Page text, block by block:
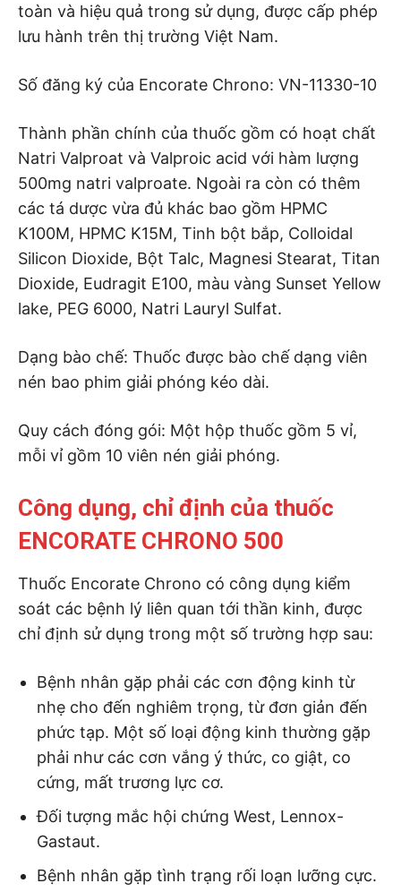
toàn và hiệu quả trong sử dụng, được cấp phép
lưu hành trên thị trường Việt Nam.
Số đăng ký của Encorate Chrono: VN-11330-10
Thành phần chính của thuốc gồm có hoạt chất
Natri Valproat và Valproic acid với hàm lượng
500mg natri valproate. Ngoài ra còn có thêm
các tá dược vừa đủ khác bao gồm HPMC
K100M, HPMC K15M, Tinh bột bắp, Colloidal
Silicon Dioxide, Bột Talc, Magnesi Stearat, Titan
Dioxide, Eudragit E100, màu vàng Sunset Yellow
lake, PEG 6000, Natri Lauryl Sulfat.
Dạng bào chế: Thuốc được bào chế dạng viên
nén bao phim giải phóng kéo dài.
Quy cách đóng gói: Một hộp thuốc gồm 5 vỉ,
mỗi vỉ gồm 10 viên nén giải phóng.
Công dụng, chỉ định của thuốc
ENCORATE CHRONO 500
Thuốc Encorate Chrono có công dụng kiểm
soát các bệnh lý liên quan tới thần kinh, được
chỉ định sử dụng trong một số trường hợp sau:
Bệnh nhân gặp phải các cơn động kinh từ
nhẹ cho đến nghiêm trọng, từ đơn giản đến
phức tạp. Một số loại động kinh thường gặp
phải như các cơn vắng ý thức, co giật, co
cứng, mất trương lực cơ.
Đối tượng mắc hội chứng West, Lennox-
Gastaut.
Bệnh nhân gặp tình trạng rối loạn lưỡng cực.